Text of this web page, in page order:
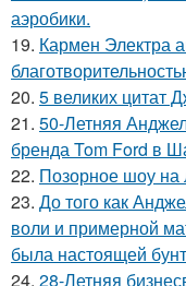
аэробики.
19. Кармен Электра
20. 5 великих цитат
21. 50-Летняя
бренда Tom Ford в
22. Позорное шоу на
23. До того как
воли и примерной
была настоящей
24. 28-Летняя